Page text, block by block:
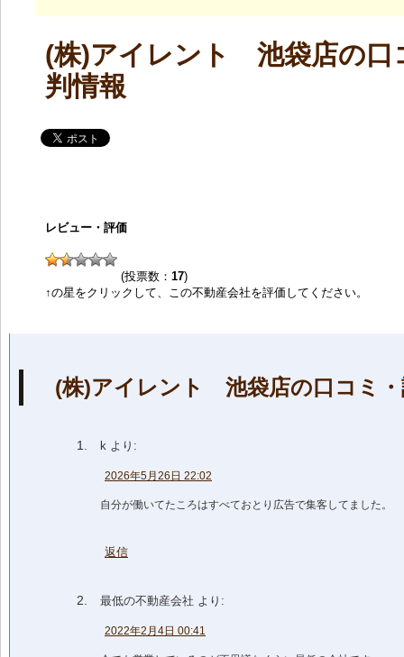
(株)アイレント 池袋店の口
判情報
レビュー・評価
(投票数： 17)
↑の星をクリックして、この不動産会社を評価してください。
(株)アイレント 池袋店の口コミ・
k より:
2026年5月26日 22:02
自分が働いてたころはすべておとり広告で集客してました。
返信
最低の不動産会社 より:
2022年2月4日 00:41